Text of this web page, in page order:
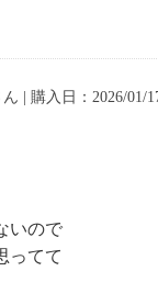
ｌ＞
ん | 購入日：2026/01/
いので
ってて